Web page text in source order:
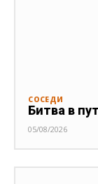
СОСЕДИ
Битва в
05/08/2026